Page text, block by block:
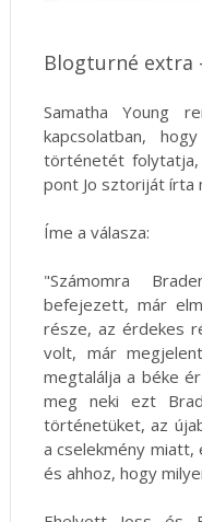
Blogturné extra
Samatha Young
kapcsolatban,
történetét
pont Jo sztoriját írta
Íme a válasza:
"Számomra
befejezett, már
része, az érdekes
volt, már
megtalálja a béke
meg neki ezt
történetüket, az
a cselekmény miatt,
és ahhoz, hogy